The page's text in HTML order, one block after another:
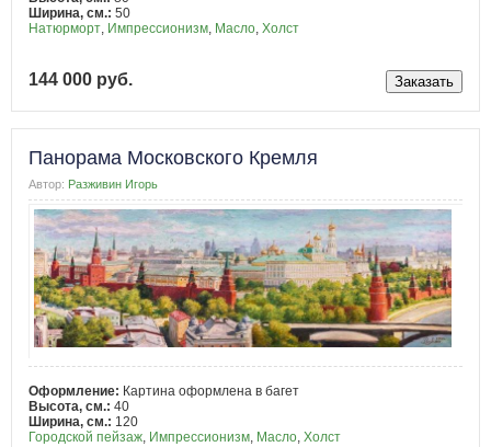
Ширина, см.: 50
Натюрморт Импрессионизм Масло Холст
144 000 руб.
Панорама Московского Кремля
Автор: Разживин Игорь
Оформление: Картина оформлена в багет
Высота, см.: 40
Ширина, см.: 120
Городской пейзаж, Импрессионизм, Масло, Холст